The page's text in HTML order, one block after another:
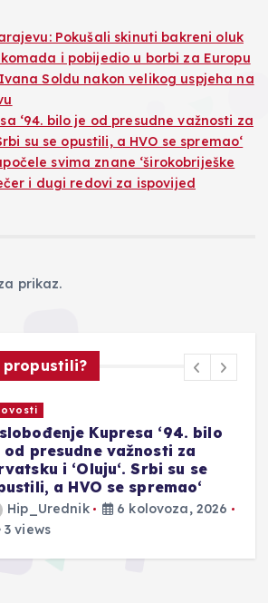
Pokušali skinuti bakreni oluk
i pobijedio u borbi za Europu
Soldu nakon velikog uspjeha na
‘94. bilo je od presudne važnosti za
su se opustili, a HVO se spremao‘
svima znane ‘širokobriješke
i dugi redovi za ispovijed
prikaz.
propustili?
Kupresa ‘94. bilo
od presudne važnosti za
i ‘Oluju‘. Srbi su se
a HVO se spremao‘
Hip_Urednik
6 kolovoza, 2026
3 views